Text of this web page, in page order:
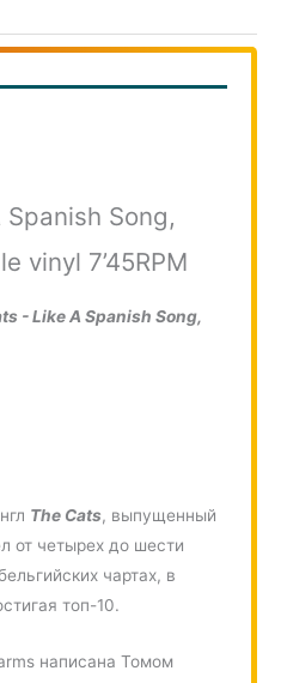
Song,
vinyl 7’45RPM
- Like A Spanish Song,
The Cats, выпущенный
от четырех до шести
чартах, в
топ-10.
написана Томом